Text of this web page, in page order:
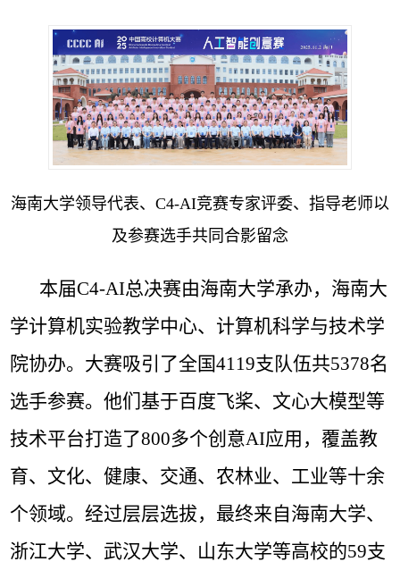
海南大学领导代表、C4-AI竞赛专家评委、指导老师以
及参赛选手共同合影留念
本届C4-AI总决赛由海南大学承办，海南大
学计算机实验教学中心、 计算机科学与技术学
院协办。大赛吸引了全国4119支队伍共5378名
选手参赛。他们基于百度飞桨、文心大模型等
技术平台打造了800多个创意AI应用，覆盖教
育、文化、健康、交通、农林业、工业等十余
个领域。经过层层选拔，最终来自海南大学、
浙江大学、武汉大学、山东大学等高校的59支